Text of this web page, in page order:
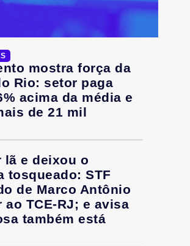
mostra força da
Rio: setor paga
acima da média e
de 21 mil
lã e deixou o
tosqueado: STF
de Marco Antônio
ao TCE-RJ; e avisa
também está